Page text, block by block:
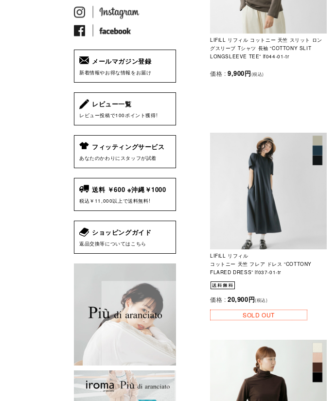
メールマガジン登録
新着情報やお得な情報をお届け
レビュー一覧
レビュー投稿で100ポイント獲得!
フィッティングサービス
あなたのかわりにスタッフが試着
送料 ￥600 ※沖縄￥1000
税込￥11,000以上で送料無料!
ショッピングガイド
返品交換等についてはこちら
LIFiLL リフィル コットニー 天竺 スリット ロン
グスリーブ Tシャツ 長袖 “COTTONY SLIT
LONGSLEEVE TEE” lf044-01-tr
価格 : 9,900円(税込)
LIFiLL リフィル
コットニー 天竺 フレア ドレス “COTTONY
FLARED DRESS” lf037-01-tr
価格 : 20,900円(税込)
SOLD OUT